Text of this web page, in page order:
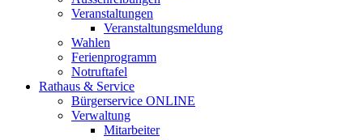
Veranstaltungen
Veranstaltungsmeldung
Wahlen
Ferienprogramm
Notruftafel
Rathaus & Service
Bürgerservice ONLINE
Verwaltung
Mitarbeiter